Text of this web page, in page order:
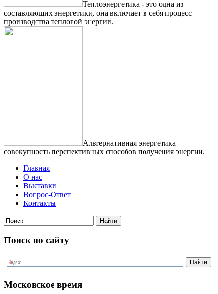
Теплоэнергетика - это одна из
составляющих энергетики, она включает в себя процесс
производства тепловой энергии.
Альтернативная энергетика —
совокупность перспективных способов получения энергии.
Главная
О нас
Выставки
Вопрос-Ответ
Контакты
Поиск по сайту
Московское время